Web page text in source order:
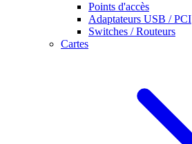
Points d'accès
Adaptateurs USB / PCI
Switches / Routeurs
Cartes